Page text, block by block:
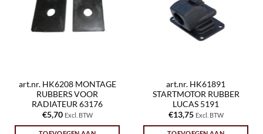
art.nr. HK6208 MONTAGE
RUBBERS VOOR
RADIATEUR 63176
€5,70 Excl. BTW
art.nr. HK61891
STARTMOTOR RUBBER
LUCAS 5191
€13,75 Excl. BTW